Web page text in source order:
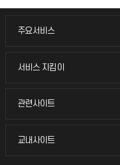
주요서비스
주요서비스
교무회의방송
서비스 지킴이
서비스 지킴이
묻고 답하기
관련사이트
관련사이트
국방헬프콜
교내사이트
교내사이트